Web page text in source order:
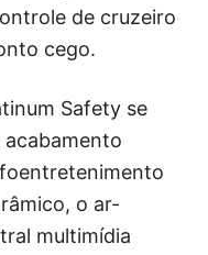
de cruzeiro
cego.
Safety se
o ar-
multimídia